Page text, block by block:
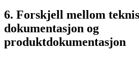
6. Forskjell mellom
dokumentasjon og
produktdokumentasjon